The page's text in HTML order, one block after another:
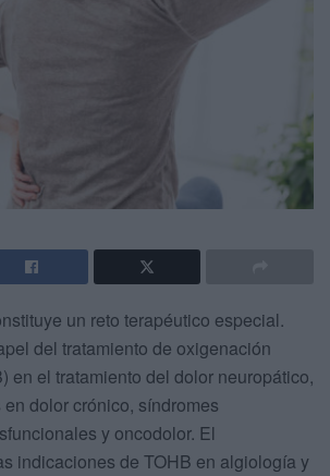
un reto terapéutico especial.
del tratamiento de oxigenación
en el tratamiento del dolor neuropático,
dolor crónico, síndromes
y oncodolor. El
indicaciones de TOHB en algiología y